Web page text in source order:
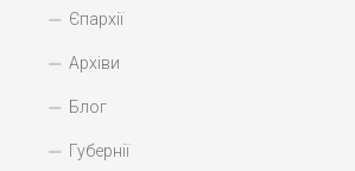
Єпархії
Архіви
Блог
Губернії